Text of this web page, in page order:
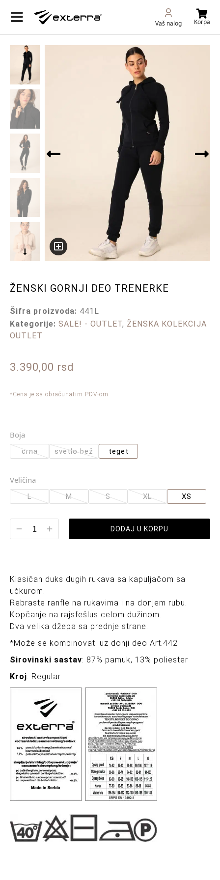
Vaš nalog Korpa
ŽENSKI GORNJI DEO TRENERKE
Šifra proizvoda: 441L
Kategorije: SALE! - OUTLET, ŽENSKA KOLEKCIJA
OUTLET
3.390,00 rsd
*Cena je sa obračunatim PDV-om
Boja
crna svetlo bež teget
Veličina
L M S XL XS
DODAJ U KORPU
Klasičan duks dugih rukava sa kapuljačom sa
učkurom.
Rebraste ranfle na rukavima i na donjem rubu.
Kopčanje na rajsfešlus celom dužinom.
Dva velika džepa sa prednje strane.
*Može se kombinovati uz donji deo Art.442
Sirovinski sastav: 87% pamuk, 13% poliester
Kroj: Regular